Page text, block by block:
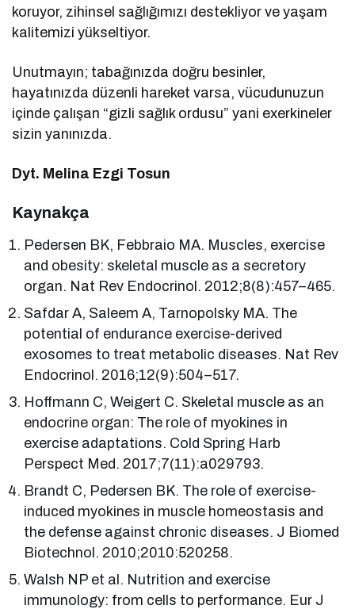
koruyor, zihinsel sağlığımızı destekliyor ve yaşam
kalitemizi yükseltiyor.
Unutmayın; tabağınızda doğru besinler,
hayatınızda düzenli hareket varsa, vücudunuzun
içinde çalışan “gizli sağlık ordusu” yani exerkineler
sizin yanınızda.
Dyt. Melina Ezgi Tosun
Kaynakça
Pedersen BK, Febbraio MA. Muscles, exercise
and obesity: skeletal muscle as a secretory
organ. Nat Rev Endocrinol. 2012;8(8):457–465.
Safdar A, Saleem A, Tarnopolsky MA. The
potential of endurance exercise-derived
exosomes to treat metabolic diseases. Nat Rev
Endocrinol. 2016;12(9):504–517.
Hoffmann C, Weigert C. Skeletal muscle as an
endocrine organ: The role of myokines in
exercise adaptations. Cold Spring Harb
Perspect Med. 2017;7(11):a029793.
Brandt C, Pedersen BK. The role of exercise-
induced myokines in muscle homeostasis and
the defense against chronic diseases. J Biomed
Biotechnol. 2010;2010:520258.
Walsh NP et al. Nutrition and exercise
immunology: from cells to performance. Eur J